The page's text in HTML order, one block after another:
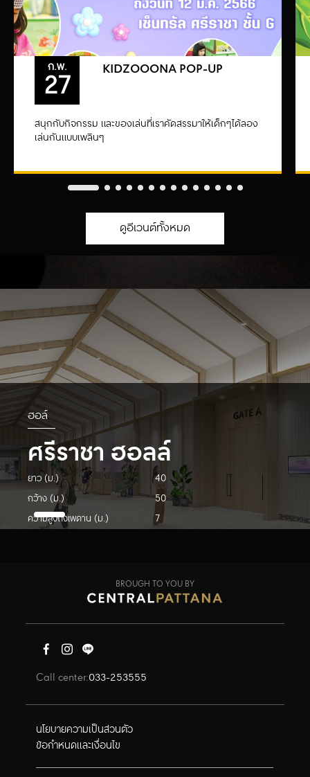
ก.พ.
27 KIDZOOONA POP-UP
สนุกกับกิจกรรม และของเล่นที่เราคัดสรรมาให้เด็กๆได้ลอง
เล่นกันแบบเพลินๆ
ดูอีเวนต์ทั้งหมด
ฮอล์
ศรีราชา ฮอลล์
ยาว (ม.)
40
กว้าง (ม.)
50
ความสูงถึงเพดาน (ม.)
7
hall.src@centralpattana.co.th
ดูแผนผังฮอล์
BROUGH TO YOU BY
Call center:033-253555
นโยบายความเป็นส่วนตัว
ข้อกำหนดและเงื่อนไข